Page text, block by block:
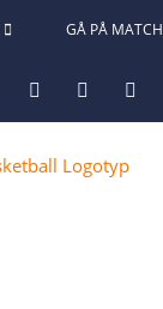
GÅ PÅ MATCH
FacebookInstagram